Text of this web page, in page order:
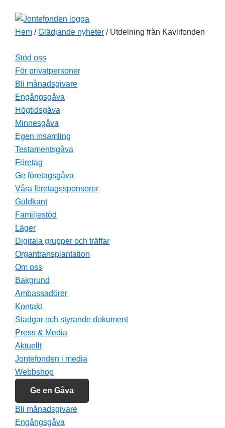
huvudnavigering
huvudinnehåll
sidfotHem /Glädjande nyheter / Utdelning från Kavlifonden
Stöd oss
För privatpersoner
Bli månadsgivare
Engångsgåva
Högtidsgåva
Minnesgåva
Egen insamling
Testamentsgåva
Företag
Ge företagsgåva
Våra företagssponsorer
Guldkant
Familjestöd
Läger
Digitala grupper och träffar
Organtransplantation
Om oss
Bakgrund
Ambassadörer
Kontakt
Stadgar och styrande dokument
Press & Media
Aktuellt
Jontefonden i media
Webbshop
Ge en Gåva
Bli månadsgivare
Engångsgåva